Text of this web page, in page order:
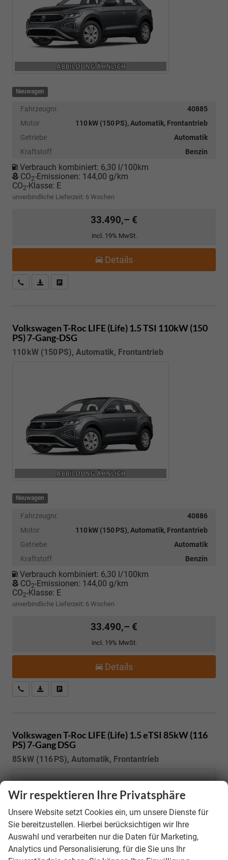
Neuwagen
Fahrzeugnr.
40885
Motor
110 kW (150 PS), Automatik, Frontantrieb
Getriebe
Automatik
Kraftstoff
Benzin
Verbrauch kombiniert: 6,30 l/100km
CO2-Emissionen: 144,00 g/km
CO2-Klasse: E
unverbindliche Lieferzeit: 6 Wochen
33.490,– €
incl. 19% MwSt.
Details
Kostenloser Rückruf-Service
PDF-Datei, Fahrzeugexposé drucken
Volkswagen T-Roc LIFE (Life) 1.5 TSI 110kW (150
PS) 7-Gang-DSG
110 kW (150 PS), Automatik, Frontantrieb
Neuwagen
Fahrzeugnr.
40886
Motor
110 kW (150 PS), Automatik, Frontantrieb
Getriebe
Automatik
Kraftstoff
Benzin
Verbrauch kombiniert: 6,30 l/100km
CO2-Emissionen: 144,00 g/km
CO2-Klasse: E
unverbindliche Lieferzeit: 6 Wochen
33.490,– €
incl. 19% MwSt.
Details
Kostenloser Rückruf-Service
PDF-Datei, Fahrzeugexposé drucken
Volkswagen T-Roc LIFE (Life) 1.5 eTSI 85kW (116
PS) 7-Gang DSG
85 kW (116 PS), Automatik, Frontantrieb
Wir respektieren Ihre Privatsphäre
Unsere Website setzt Cookies ein, um unsere Dienste für
Sie bereitzustellen. Hierbei berücksichtigen wir Ihre
Auswahl und verarbeiten nur die Daten für Marketing,
Analytics und Personalisierung, für die Sie uns Ihr